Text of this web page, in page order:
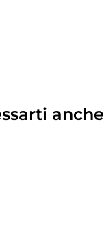
anche